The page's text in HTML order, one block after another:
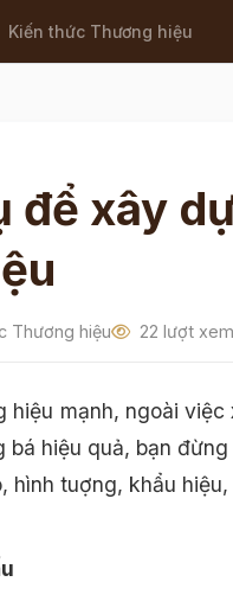
Kiến thức Thương hiệu
để xây
Thương hiệu 22 lượt xem
hiệu mạnh, ngoài
bá hiệu quả, bạn
hình tuợng, khẩu hiệu,